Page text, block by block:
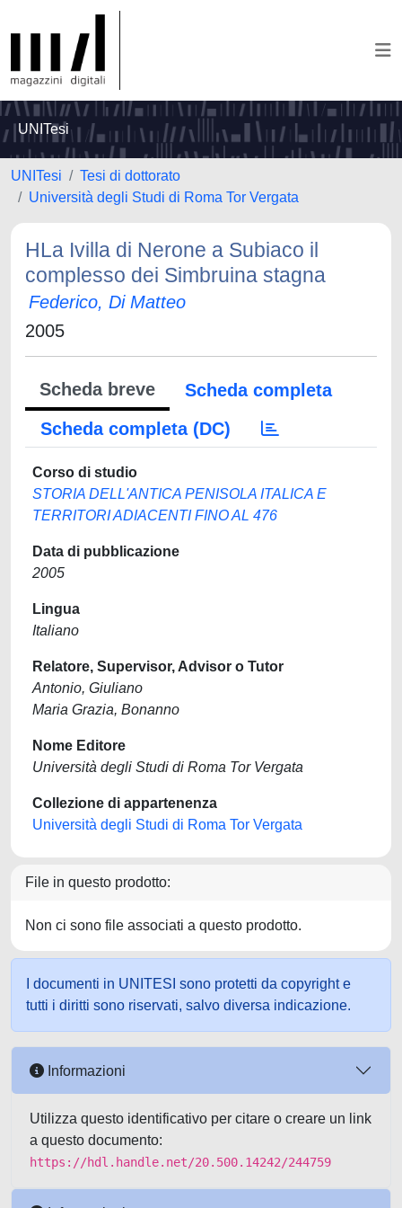
UNITesi
UNITesi
Tesi di dottorato
Università degli Studi di Roma Tor Vergata
HLa Ivilla di Nerone a Subiaco il
complesso dei Simbruina stagna
Federico, Di Matteo
2005
Scheda breve
Scheda completa
Scheda completa (DC)
Corso di studio
STORIA DELL'ANTICA PENISOLA ITALICA E
TERRITORI ADIACENTI FINO AL 476
Data di pubblicazione
2005
Lingua
Italiano
Relatore, Supervisor, Advisor o Tutor
Antonio, Giuliano
Maria Grazia, Bonanno
Nome Editore
Università degli Studi di Roma Tor Vergata
Collezione di appartenenza
Università degli Studi di Roma Tor Vergata
File in questo prodotto:
Non ci sono file associati a questo prodotto.
I documenti in UNITESI sono protetti da copyright e
tutti i diritti sono riservati, salvo diversa indicazione.
Informazioni
Utilizza questo identificativo per citare o creare un link
a questo documento:
https://hdl.handle.net/20.500.14242/244759